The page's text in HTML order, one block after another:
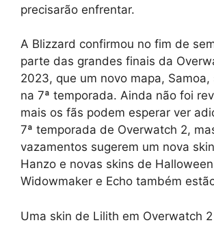
precisarão enfrentar.
A Blizzard confirmou no fim de
parte das grandes finais da
2023, que um novo mapa,
na 7ª temporada. Ainda não foi
mais os fãs podem esperar ver
7ª temporada de Overwatch 2,
vazamentos sugerem um nova
Hanzo e novas skins de
Widowmaker e Echo também
Uma skin de Lilith em Overwatch